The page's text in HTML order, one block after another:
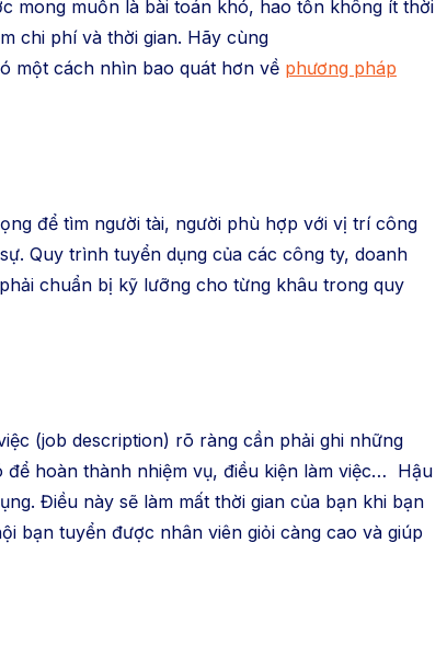
mong muốn là bài toán khó, hao tốn không ít thời
chi phí và thời gian. Hãy cùng
một cách nhìn bao quát hơn về phương pháp
để tìm người tài, người phù hợp với vị trí công
Quy trình tuyển dụng của các công ty, doanh
chuẩn bị kỹ lưỡng cho từng khâu trong quy
(job description) rõ ràng cần phải ghi những
hoàn thành nhiệm vụ, điều kiện làm việc… Hậu
Điều này sẽ làm mất thời gian của bạn khi bạn
bạn tuyển được nhân viên giỏi càng cao và giúp